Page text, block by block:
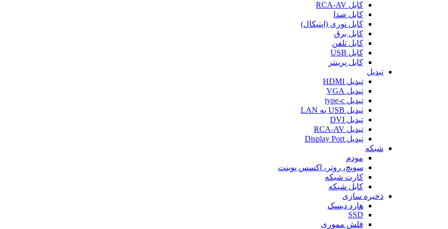
کابل RCA-AV
کابل صدا
کابل نوری (اپتیکال)
کابل برق
کابل تلفن
کابل USB
کابل پرینتر
تبدیل
تبدیل HDMI
تبدیل VGA
تبدیل type-c
تبدیل USB به LAN
تبدیل DVI
تبدیل RCA-AV
تبدیل Display Port
شبکه
مودم
سویچ، روتر، اکسس پوینت
کارت شبکه
کابل شبکه
ذخیره سازی
هارد دیسک
SSD
فلش مموری